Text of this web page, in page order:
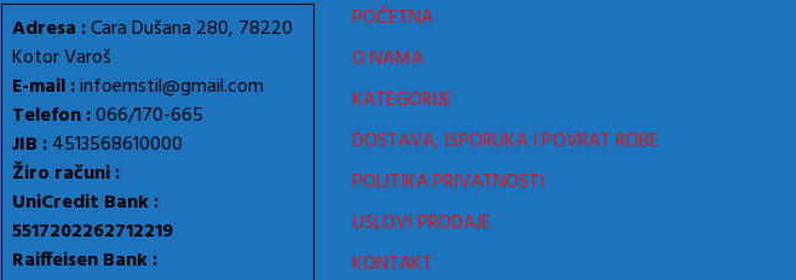
Adresa :Cara Dušana 280, 78220
Kotor Varoš
E-mail :infoemstil@gmail.com
Telefon :066/170-665
JIB :4513568610000
Žiro računi :
UniCredit Bank :
5517202262712219
Raiffeisen Bank :
POČETNA
O NAMA
KATEGORIJE
DOSTAVA, ISPORUKA I POVRAT ROBE
POLITIKA PRIVATNOSTI
USLOVI PRODAJE
KONTAKT